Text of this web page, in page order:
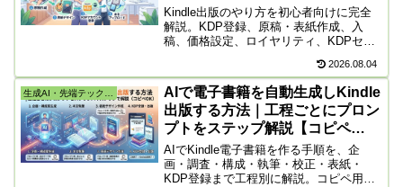
Kindle出版のやり方を初心者向けに完全
解説。KDP登録、原稿・表紙作成、入
稿、価格設定、ロイヤリティ、KDPセレ
の申告、税金まで手順ごとに紹介しま
す。
2026.08.04
AIで電子書籍を自動生成しKindle
出版する方法｜工程ごとにプロン
プトをステップ解説【コピペ
OK】
AIでKindle電子書籍を作る手順を、企
画・調査・構成・執筆・校正・表紙・
KDP登録まで工程別に解説。コピペ用プ